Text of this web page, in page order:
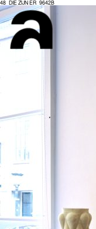
48_DIE ZIJN ER_9642B